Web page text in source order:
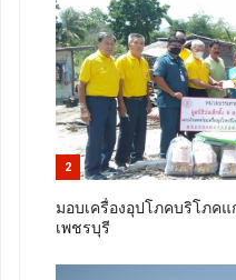
2
มอบเครื่องอุปโภคบริโภค
เพชรบุรี